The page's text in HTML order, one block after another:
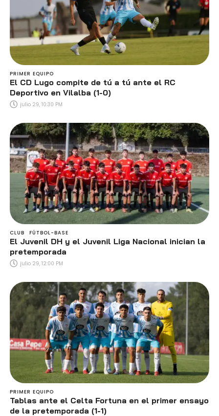
PRIMER EQUIPO
El CD Lugo compite de tú a tú ante el RC
Deportivo en Vilalba (1-0)
julio 29, 10:30 PM
CLUB FÚTBOL-BASE
El Juvenil DH y el Juvenil Liga Nacional inician la
pretemporada
julio 29, 12:00 PM
PRIMER EQUIPO
Tablas ante el Celta Fortuna en el primer ensayo
de la pretemporada (1-1)